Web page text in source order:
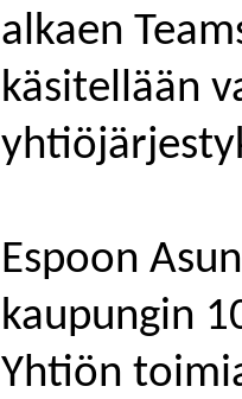
alkaen
käsitellään
Espoon
kaupungin
Yhtiön